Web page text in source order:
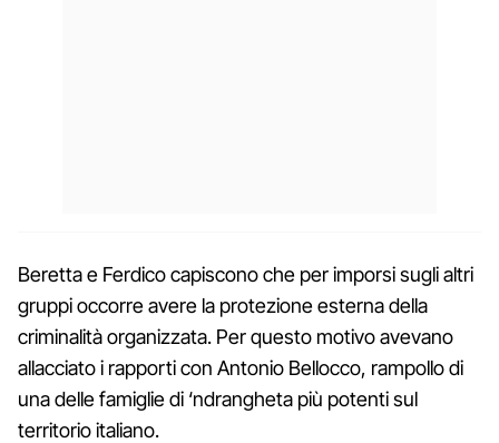
Beretta e Ferdico capiscono che per imporsi sugli altri
gruppi occorre avere la protezione esterna della
criminalità organizzata. Per questo motivo avevano
allacciato i rapporti con Antonio Bellocco, rampollo di
una delle famiglie di ‘ndrangheta più potenti sul
territorio italiano.